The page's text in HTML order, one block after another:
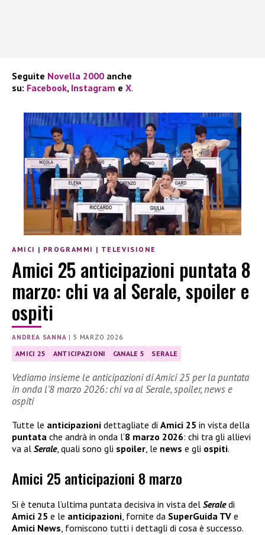
Seguite Novella 2000 anche
su: Facebook, Instagram e X.
AMICI | PROGRAMMI | TELEVISIONE
Amici 25 anticipazioni puntata 8
marzo: chi va al Serale, spoiler e
ospiti
ANDREA SANNA |5 MARZO 2026
AMICI 25 ANTICIPAZIONI CANALE 5 SERALE
Vediamo insieme le anticipazioni di Amici 25 per la puntata
in onda l’8 marzo 2026: chi va al Serale, spoiler, news e
ospiti
Tutte le anticipazioni dettagliate di Amici 25 in vista della
puntata che andrà in onda l’8 marzo 2026: chi tra gli allievi
va al Serale, quali sono gli spoiler, le news e gli ospiti.
Amici 25 anticipazioni 8 marzo
Si è tenuta l’ultima puntata decisiva in vista del Seraledi
Amici 25 e le anticipazioni, fornite da SuperGuida TV e
Amici News, forniscono tutti i dettagli di cosa è successo.